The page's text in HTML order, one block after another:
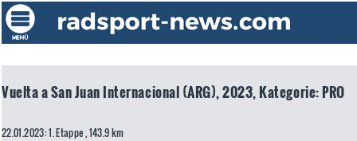
Vuelta a San Juan Internacional (ARG), 2023, Kategorie: PRO
22.01.2023: 1. Etappe , 143.9 km